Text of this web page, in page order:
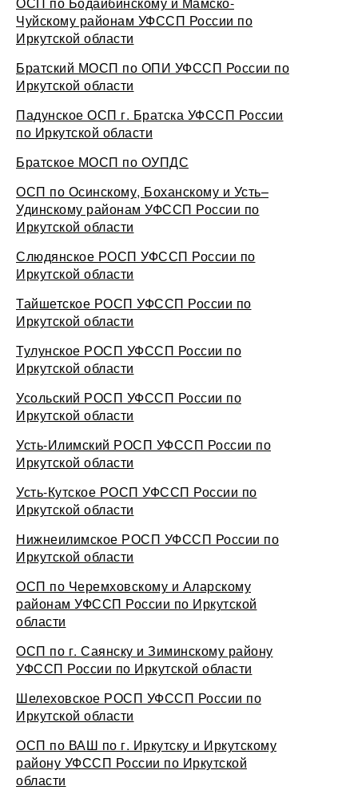
Чуйскому районам УФССП России по
Иркутской области
Братский МОСП по ОПИ УФССП России по
Иркутской области
Падунское ОСП г. Братска УФССП России
по Иркутской области
Братское МОСП по ОУПДС
ОСП по Осинскому, Боханскому и Усть–
Удинскому районам УФССП России по
Иркутской области
Слюдянское РОСП УФССП России по
Иркутской области
Тайшетское РОСП УФССП России по
Иркутской области
Тулунское РОСП УФССП России по
Иркутской области
Усольский РОСП УФССП России по
Иркутской области
Усть-Илимский РОСП УФССП России по
Иркутской области
Усть-Кутское РОСП УФССП России по
Иркутской области
Нижнеилимское РОСП УФССП России по
Иркутской области
ОСП по Черемховскому и Аларскому
районам УФССП России по Иркутской
области
ОСП по г. Саянску и Зиминскому району
УФССП России по Иркутской области
Шелеховское РОСП УФССП России по
Иркутской области
ОСП по ВАШ по г. Иркутску и Иркутскому
району УФССП России по Иркутской
области